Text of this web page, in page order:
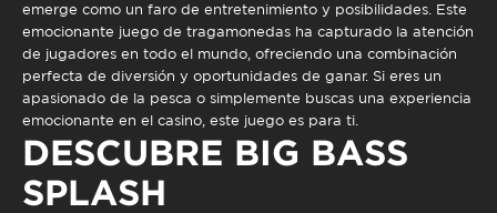
emerge como un faro de entretenimiento y posibilidades. Este
emocionante juego de tragamonedas ha capturado la atención
de jugadores en todo el mundo, ofreciendo una combinación
perfecta de diversión y oportunidades de ganar. Si eres un
apasionado de la pesca o simplemente buscas una experiencia
emocionante en el casino, este juego es para ti.
DESCUBRE BIG BASS
SPLASH